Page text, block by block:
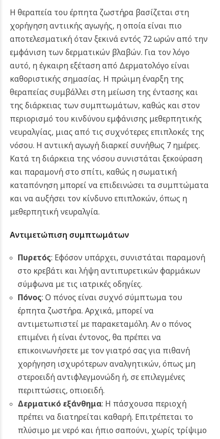
Η θεραπεία του έρπητα ζωστήρα βασίζεται στη
χορήγηση αντιικής αγωγής, η οποία είναι πιο
αποτελεσματική όταν ξεκινά εντός 72 ωρών από την
εμφάνιση των δερματικών βλαβών. Για τον λόγο
αυτό, η έγκαιρη εξέταση από Δερματολόγο είναι
καθοριστικής σημασίας. Η πρώιμη έναρξη της
θεραπείας συμβάλλει στη μείωση της έντασης και
της διάρκειας των συμπτωμάτων, καθώς και στον
περιορισμό του κινδύνου εμφάνισης μεθερπητικής
νευραλγίας, μιας από τις συχνότερες επιπλοκές της
νόσου. Η αντιική αγωγή διαρκεί συνήθως 7 ημέρες.
Κατά τη διάρκεια της νόσου συνιστάται ξεκούραση
και παραμονή στο σπίτι, καθώς η σωματική
καταπόνηση μπορεί να επιδεινώσει τα συμπτώματα
και να αυξήσει τον κίνδυνο επιπλοκών, όπως η
μεθερπητική νευραλγία.
Αντιμετώπιση συμπτωμάτων
Πυρετός: Εφόσον υπάρχει, συνιστάται παραμονή
στο κρεβάτι και λήψη αντιπυρετικών φαρμάκων
σύμφωνα με τις ιατρικές οδηγίες.
Πόνος: Ο πόνος είναι συχνό σύμπτωμα του
έρπητα ζωστήρα. Αρχικά, μπορεί να
αντιμετωπιστεί με παρακεταμόλη. Αν ο πόνος
επιμένει ή είναι έντονος, θα πρέπει να
επικοινωνήσετε με τον γιατρό σας για πιθανή
χορήγηση ισχυρότερων αναλγητικών, όπως μη
στεροειδή αντιφλεγμονώδη ή, σε επιλεγμένες
περιπτώσεις, οπιοειδή.
Δερματικό εξάνθημα: Η πάσχουσα περιοχή
πρέπει να διατηρείται καθαρή. Επιτρέπεται το
πλύσιμο με νερό και ήπιο σαπούνι, χωρίς τρίψιμο